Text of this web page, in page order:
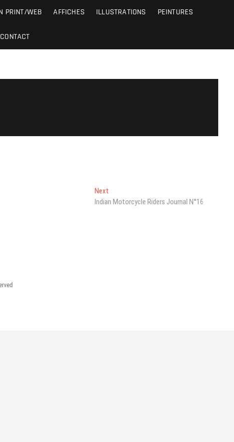
PRINT/WEB AFFICHES ILLUSTRATIONS PEINTURES
CONTACT
Next
post:
Indian Motorcycle Riders Journal N°16